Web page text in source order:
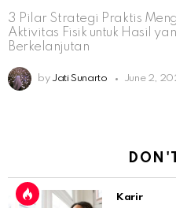
3 Pilar Strategi Praktis
Aktivitas Fisik untuk Hasil
Berkelanjutan
by Jati Sunarto June 2,
Karir